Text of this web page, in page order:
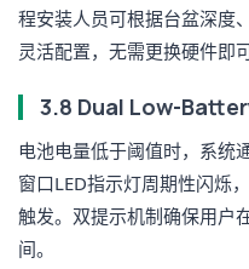
程安装人员可根据台盆深度
灵活配置，无需更换硬件即
3.8 Dual Low-
电池电量低于阈值时，系统
窗口LED指示灯周期性闪烁
触发。双提示机制确保用户
间。